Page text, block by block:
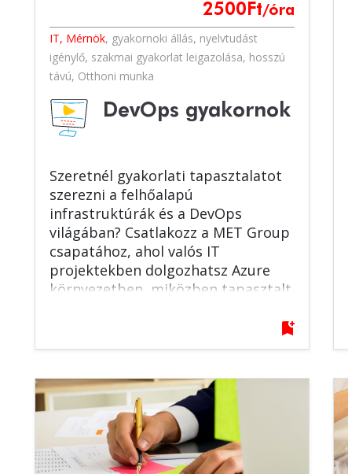
2500 Ft/óra
IT, Mérnök, gyakornoki állás, nyelvtudást
igénylő, szakmai gyakorlat leigazolása, hosszú
távú, Otthoni munka
DevOps gyakornok
Szeretnél gyakorlati tapasztalatot
szerezni a felhőalapú
infrastruktúrák és a DevOps
világában? Csatlakozz a MET Group
csapatához, ahol valós IT
projektekben dolgozhatsz Azure
környezetben, miközben tapasztalt
bookmark_add